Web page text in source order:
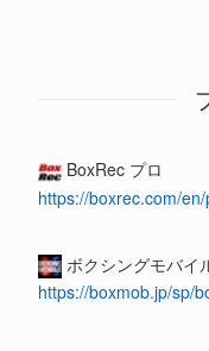
BoxRec プロ
https://boxrec.com/
ボクシングモバイ
https://boxmob.jp/sp/